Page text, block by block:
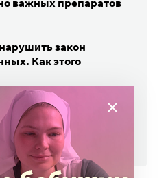
закон
Как этого